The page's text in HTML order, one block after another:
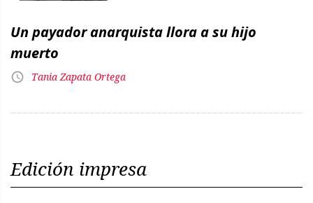
Un payador anarquista llora a su hijo
muerto
Tania Zapata Ortega
Edición impresa